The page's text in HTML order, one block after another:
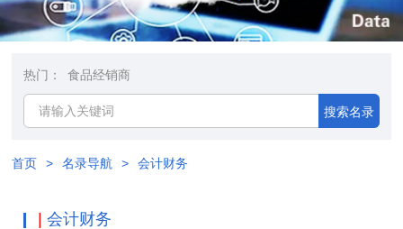
热门： 食品经销商
搜索名录
首页 > 名录导航 > 会计财务
| 会计财务